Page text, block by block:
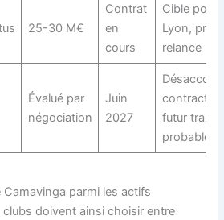
25-30 M€
Contrat
en
cours
Cible pour
Lyon, profil
relance
Évalué par
négociation
Juin
2027
Désaccord
futur
probable
parmi les actifs
doivent ainsi choisir entre